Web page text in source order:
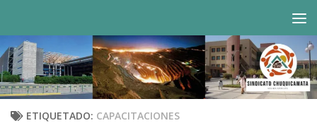
ETIQUETADO: CAPACITACIONES